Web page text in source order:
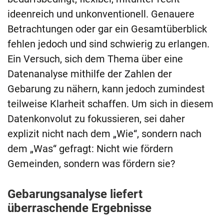
ideenreich und unkonventionell. Genauere
Betrachtungen oder gar ein Gesamtüberblick
fehlen jedoch und sind schwierig zu erlangen.
Ein Versuch, sich dem Thema über eine
Datenanalyse mithilfe der Zahlen der
Gebarung zu nähern, kann jedoch zumindest
teilweise Klarheit schaffen. Um sich in diesem
Datenkonvolut zu fokussieren, sei daher
explizit nicht nach dem „Wie“, sondern nach
dem „Was“ gefragt: Nicht wie fördern
Gemeinden, sondern was fördern sie?
Gebarungsanalyse liefert
überraschende Ergebnisse